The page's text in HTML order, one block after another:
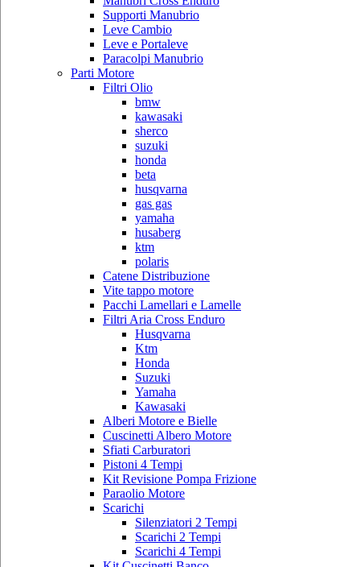
Supporti Manubrio
Leve Cambio
Leve e Portaleve
Paracolpi Manubrio
Parti Motore
Filtri Olio
bmw
kawasaki
sherco
suzuki
honda
beta
husqvarna
gas gas
yamaha
husaberg
ktm
polaris
Catene Distribuzione
Vite tappo motore
Pacchi Lamellari e Lamelle
Filtri Aria Cross Enduro
Husqvarna
Ktm
Honda
Suzuki
Yamaha
Kawasaki
Alberi Motore e Bielle
Cuscinetti Albero Motore
Sfiati Carburatori
Pistoni 4 Tempi
Kit Revisione Pompa Frizione
Paraolio Motore
Scarichi
Silenziatori 2 Tempi
Scarichi 2 Tempi
Scarichi 4 Tempi